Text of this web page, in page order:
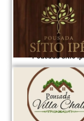
Pousada Sítio